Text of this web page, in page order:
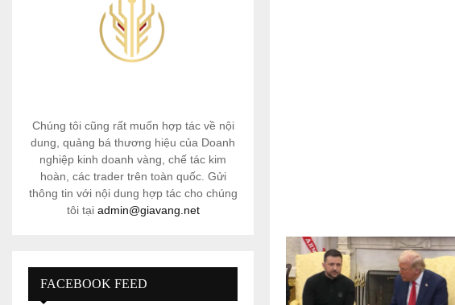
Chúng tôi cũng rất muốn hợp tác về nội
dung, quảng bá thương hiệu của Doanh
nghiệp kinh doanh vàng, chế tác kim
hoàn, các trader trên toàn quốc. Gửi
thông tin với nội dung hợp tác cho chúng
tôi tại admin@giavang.net
FACEBOOK FEED